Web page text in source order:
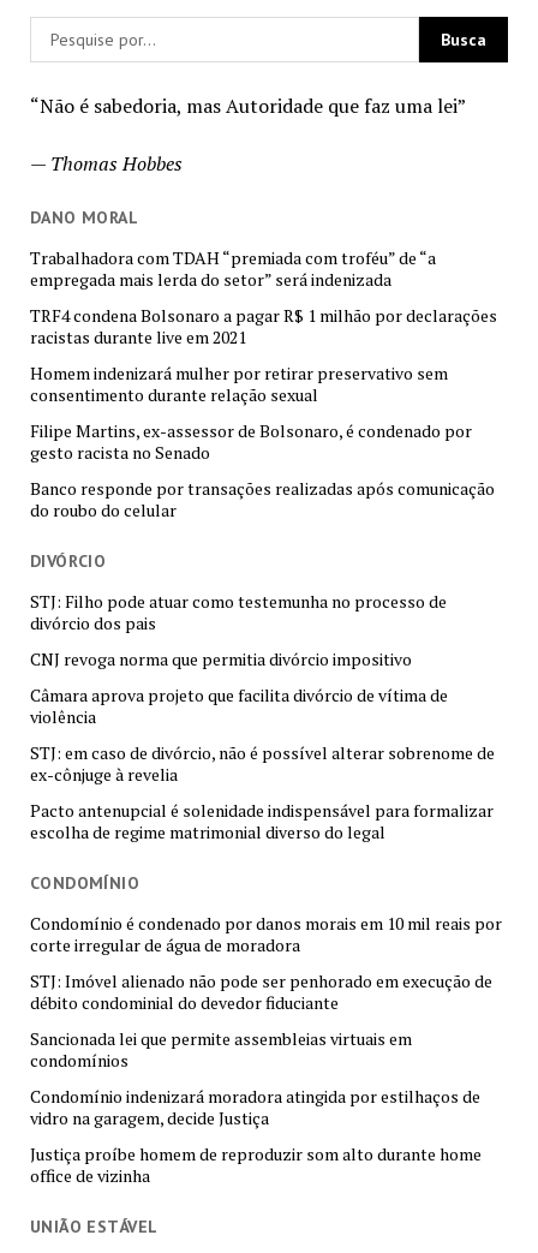
“Não é sabedoria, mas Autoridade que faz uma lei”
— Thomas Hobbes
DANO MORAL
Trabalhadora com TDAH “premiada com troféu” de “a
empregada mais lerda do setor” será indenizada
TRF4 condena Bolsonaro a pagar R$ 1 milhão por declarações
racistas durante live em 2021
Homem indenizará mulher por retirar preservativo sem
consentimento durante relação sexual
Filipe Martins, ex-assessor de Bolsonaro, é condenado por
gesto racista no Senado
Banco responde por transações realizadas após comunicação
do roubo do celular
DIVÓRCIO
STJ: Filho pode atuar como testemunha no processo de
divórcio dos pais
CNJ revoga norma que permitia divórcio impositivo
Câmara aprova projeto que facilita divórcio de vítima de
violência
STJ: em caso de divórcio, não é possível alterar sobrenome de
ex-cônjuge à revelia
Pacto antenupcial é solenidade indispensável para formalizar
escolha de regime matrimonial diverso do legal
CONDOMÍNIO
Condomínio é condenado por danos morais em 10 mil reais por
corte irregular de água de moradora
STJ: Imóvel alienado não pode ser penhorado em execução de
débito condominial do devedor fiduciante
Sancionada lei que permite assembleias virtuais em
condomínios
Condomínio indenizará moradora atingida por estilhaços de
vidro na garagem, decide Justiça
Justiça proíbe homem de reproduzir som alto durante home
office de vizinha
UNIÃO ESTÁVEL